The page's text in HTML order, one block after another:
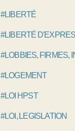
#LIBERTÉ
#LIBERTÉ
#LOBBIES, FIRMES,
#LOGEMENT
#LOI HPST
#LOI, LEGISLATION